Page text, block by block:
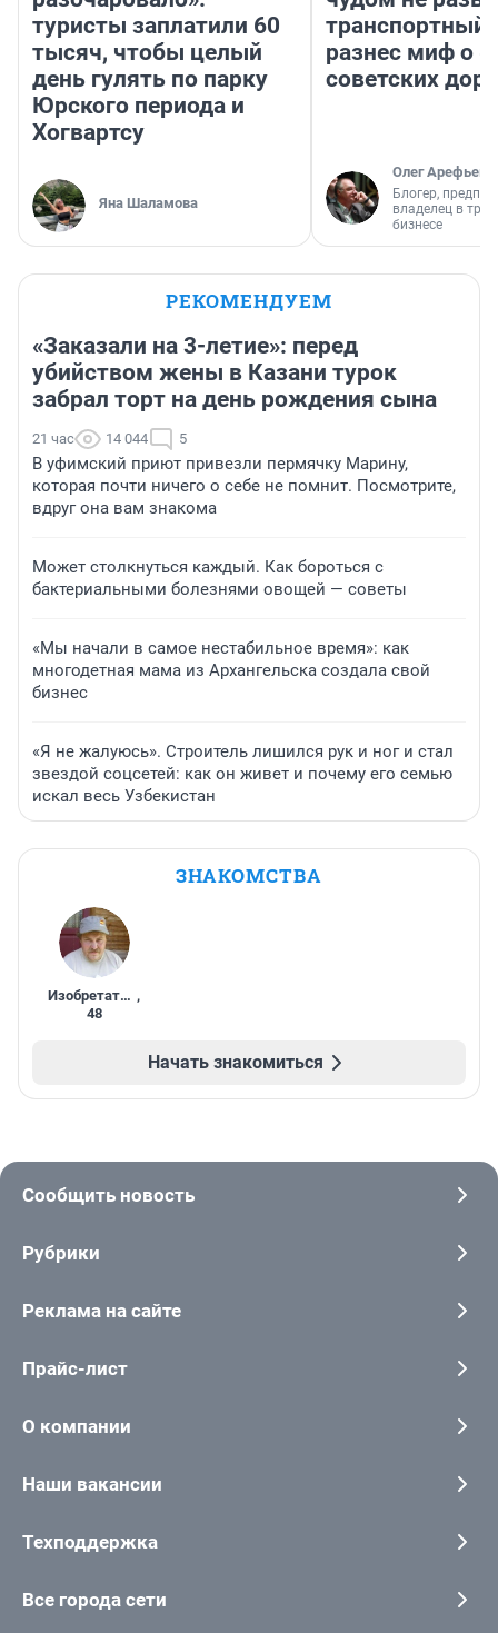
туристы заплатили 60
тысяч, чтобы целый
день гулять по парку
Юрского периода и
Хогвартсу
Яна Шаламова
транспортный
разнес миф о
советских
Олег Арефьев
Блогер,
владелец в
бизнесе
РЕКОМЕНДУЕМ
«Заказали на 3-летие»: перед
убийством жены в Казани турок
забрал торт на день рождения сына
21 час 14 044 5
В уфимский приют привезли пермячку Марину,
которая почти ничего о себе не помнит. Посмотрите,
вдруг она вам знакома
Может столкнуться каждый. Как бороться с
бактериальными болезнями овощей — советы
«Мы начали в самое нестабильное время»: как
многодетная мама из Архангельска создала свой
бизнес
«Я не жалуюсь». Строитель лишился рук и ног и стал
звездой соцсетей: как он живет и почему его семью
искал весь Узбекистан
ЗНАКОМСТВА
Изобретатель ,
48
Начать знакомиться
Сообщить новость
Рубрики
Реклама на сайте
Прайс-лист
О компании
Наши вакансии
Техподдержка
Все города сети